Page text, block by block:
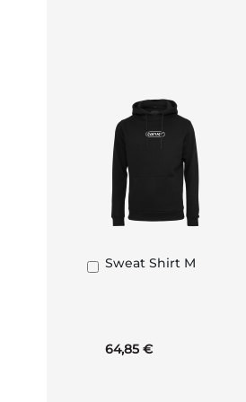
Sweat Shirt M
64,85 €
In